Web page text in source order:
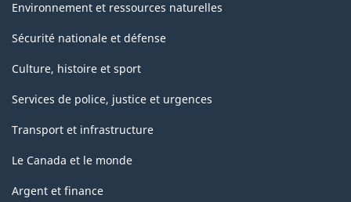
Environnement et ressources naturelles
Sécurité nationale et défense
Culture, histoire et sport
Services de police, justice et urgences
Transport et infrastructure
Le Canada et le monde
Argent et finance